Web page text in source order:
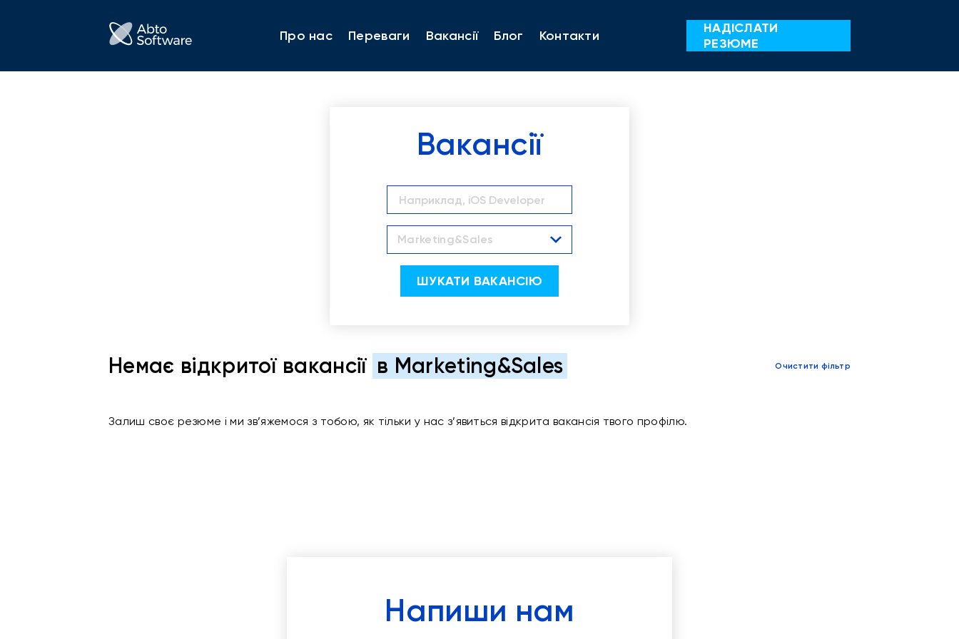
Про нас Переваги Вакансії Блог Контакти
НАДІСЛАТИ
РЕЗЮМЕ
Вакансії
Marketing&Sales
ШУКАТИ ВАКАНСІЮ
Немає відкритої вакансії в Marketing&Sales Очистити фільтр
Залиш своє резюме і ми зв’яжемося з тобою, як тільки у нас з’явиться відкрита вакансія твого профілю.
Напиши нам